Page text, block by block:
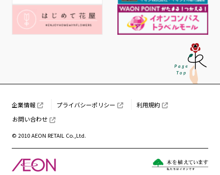
企業情報 プライバシーポリシー
利用規約
お問い合わせ
© 2010 AEON RETAIL Co.,Ltd.